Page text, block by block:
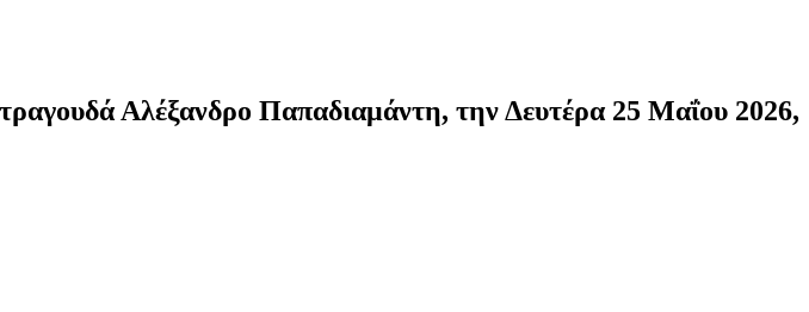
Αλέξανδρο Παπαδιαμάντη, την Δευτέρα 25 Μαΐου 2026,